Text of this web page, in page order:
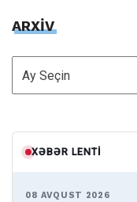
ARXİV
ARXİV
XƏBƏR LENTI
08 AVQUST 2026